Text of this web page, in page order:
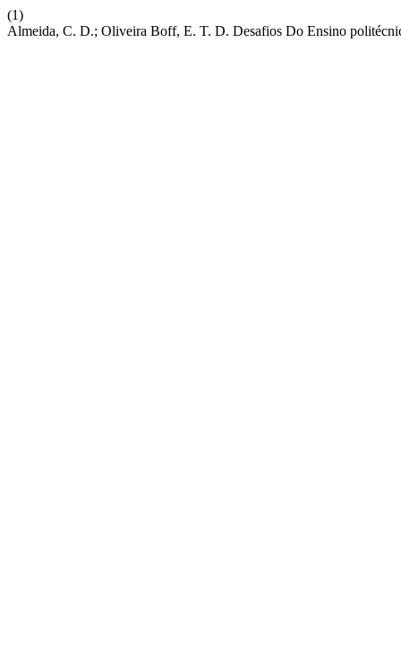
(1)
Almeida, C. D.; Oliveira Boff, E. T. D. Desafios Do Ensino